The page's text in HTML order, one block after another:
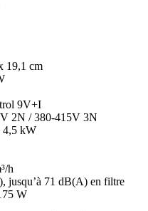
19,1 cm
9V+I
2N / 380-415V 3N
4,5 kW
h
jusqu’à 71 dB(A) en filtre
W